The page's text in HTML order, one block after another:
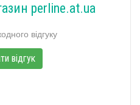
perline.at.ua
відгуку
відгук